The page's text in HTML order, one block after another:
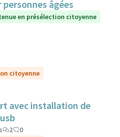
âgées
en présélection citoyenne
citoyenne
avec installation de
2
0